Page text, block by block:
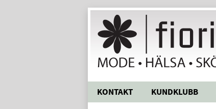
KONTAKT KUNDKLUBB